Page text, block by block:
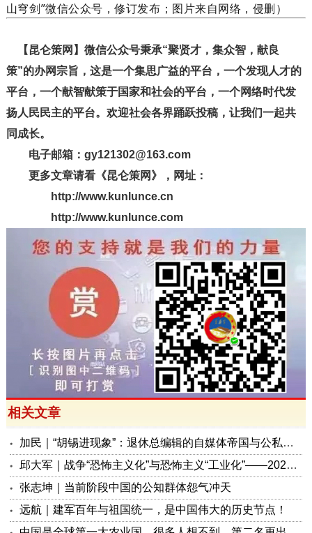
山穹剑”微信公众号，修订发布；图片来自网络，侵删）
【昆仑策网】微信公众号秉承“聚贤才，集众智，献良
策”的办网宗旨，这是一个集思广益的平台，一个发现人才的
平台，一个献智献策于国家和社会的平台，一个网络时代发
扬人民民主的平台。欢迎社会各界踊跃投稿，让我们一起共
同成长。
电子邮箱：gy121302@163.com
更多文章请看《昆仑策网》，网址：
http://www.kunlunce.cn
http://www.kunlunce.com
相关文章
加民｜“胡锡进现象”：退休总编辑的自媒体帝国与公私边界之问
邱大军｜战争“恐怖主义化”与恐怖主义“工业化”——2026年混合冲突模式观察报告
张志坤｜当前阶段中国的公知群体怨气冲天
远航｜建军百年与祖国统一，是中国伟大的历史节点！